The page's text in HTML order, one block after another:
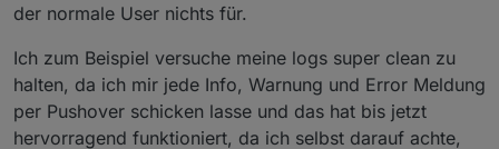
der normale User nichts für.
Ich zum Beispiel versuche meine logs super clean zu
halten, da ich mir jede Info, Warnung und Error Meldung
per Pushover schicken lasse und das hat bis jetzt
hervorragend funktioniert, da ich selbst darauf achte,